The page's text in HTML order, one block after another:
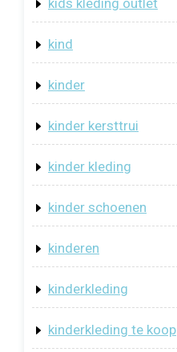
kids kleding outlet
kind
kinder
kinder kersttrui
kinder kleding
kinder schoenen
kinderen
kinderkleding
kinderkleding te koop